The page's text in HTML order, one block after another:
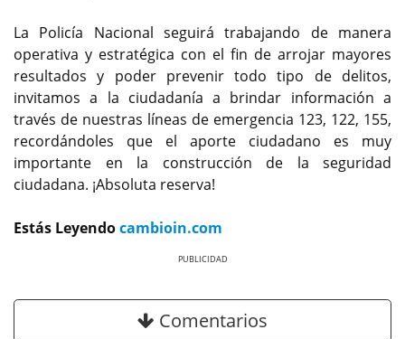
La Policía Nacional seguirá trabajando de manera
operativa y estratégica con el fin de arrojar mayores
resultados y poder prevenir todo tipo de delitos,
invitamos a la ciudadanía a brindar información a
través de nuestras líneas de emergencia 123, 122, 155,
recordándoles que el aporte ciudadano es muy
importante en la construcción de la seguridad
ciudadana. ¡Absoluta reserva!
Estás Leyendocambioin.com
Comentarios